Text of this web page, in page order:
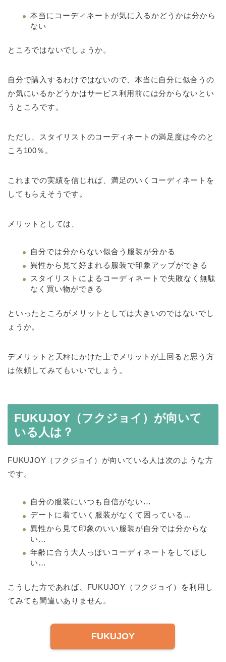
本当にコーディネートが気に入るかどうかは分から
ない
ところではないでしょうか。
自分で購入するわけではないので、本当に自分に似合うの
か気にいるかどうかはサービス利用前には分からないとい
うところです。
ただし、スタイリストのコーディネートの満足度は今のと
ころ100％。
これまでの実績を信じれば、満足のいくコーディネートを
してもらえそうです。
メリットとしては、
自分では分からない似合う服装が分かる
異性から見て好まれる服装で印象アップができる
スタイリストによるコーディネートで失敗なく無駄
なく買い物ができる
といったところがメリットとしては大きいのではないでし
ょうか。
デメリットと天秤にかけた上でメリットが上回ると思う方
は依頼してみてもいいでしょう。
FUKUJOY（フクジョイ）が向いて
いる人は？
FUKUJOY（フクジョイ）が向いている人は次のような方
です。
自分の服装にいつも自信がない…
デートに着ていく服装がなくて困っている…
異性から見て印象のいい服装が自分では分からな
い…
年齢に合う大人っぽいコーディネートをしてほし
い…
こうした方であれば、FUKUJOY（フクジョイ）を利用し
てみても間違いありません。
FUKUJOY